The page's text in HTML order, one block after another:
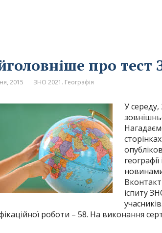
про тест
2015 ЗНО 2021. Географія
У середу,
іспиту
роботи – 58. На виконання